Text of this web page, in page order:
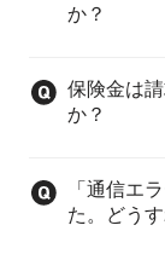
か？
保険金は
か？
「通信エ
た。どう